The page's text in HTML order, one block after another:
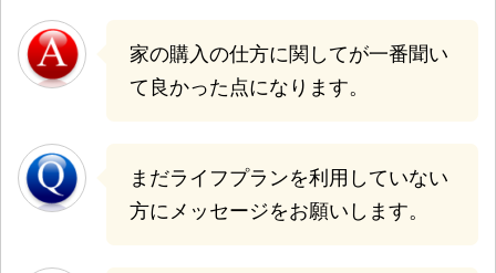
家の購入の仕方に関してが一番聞い
て良かった点になります。
まだライフプランを利用していない
方にメッセージをお願いします。